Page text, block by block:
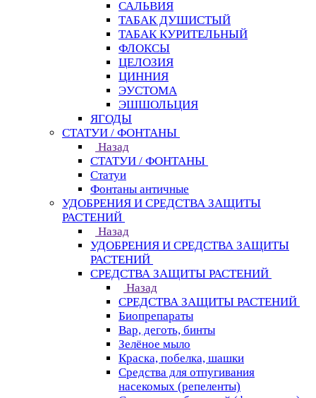
САЛЬВИЯ
ТАБАК ДУШИСТЫЙ
ТАБАК КУРИТЕЛЬНЫЙ
ФЛОКСЫ
ЦЕЛОЗИЯ
ЦИННИЯ
ЭУСТОМА
ЭШШОЛЬЦИЯ
ЯГОДЫ
СТАТУИ / ФОНТАНЫ
Назад
СТАТУИ / ФОНТАНЫ
Статуи
Фонтаны античные
УДОБРЕНИЯ И СРЕДСТВА ЗАЩИТЫ
РАСТЕНИЙ
Назад
УДОБРЕНИЯ И СРЕДСТВА ЗАЩИТЫ
РАСТЕНИЙ
СРЕДСТВА ЗАЩИТЫ РАСТЕНИЙ
Назад
СРЕДСТВА ЗАЩИТЫ РАСТЕНИЙ
Биопрепараты
Вар, деготь, бинты
Зелёное мыло
Краска, побелка, шашки
Средства для отпугивания
насекомых (репеленты)